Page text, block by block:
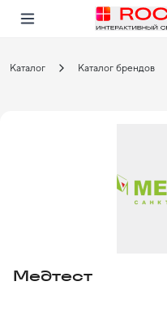
Открыть в приложении!
Каталог Каталог брендов
Медтест